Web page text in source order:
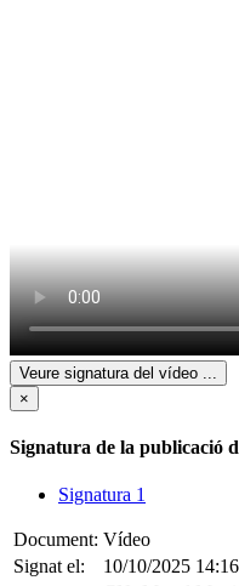
Veure signatura del vídeo
×
Signatura de la publicació
Signatura 1
Document: Vídeo
Signat el:
10/10/2025